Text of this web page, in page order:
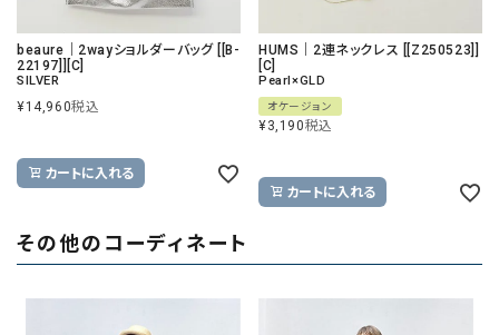
beaure｜2wayショルダーバッグ [[B-
22197]][C]
SILVER
¥14,960税込
カートに入れる
HUMS｜2連ネックレス [[Z250523]]
[C]
Pearl×GLD
オケージョン
¥3,190税込
カートに入れる
その他のコーディネート